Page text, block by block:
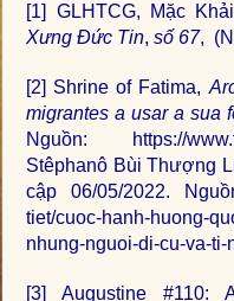
[1] GLHTCG, Mặc
Xưng Đức Tin,số 67,
[2] Shrine of Fatima,
migrantes a usar a sua
Nguồn: https://
Stêphanô Bùi Thượng
cập 06/05/2022.
tiet/cuoc-hanh-huong-
nhung-nguoi-di-cu-va-ti-
[3]
Augustine #110: